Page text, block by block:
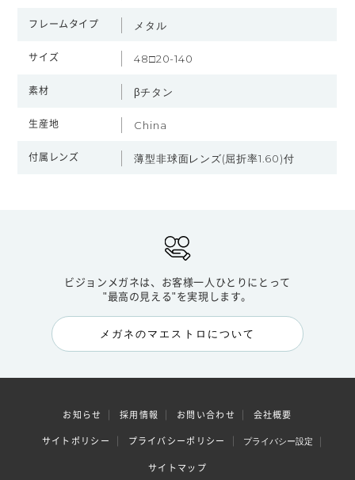
フレームタイプ メタル
サイズ 48□20-140
素材 βチタン
生産地 China
付属レンズ 薄型非球面レンズ(屈折率1.60)付
ビジョンメガネは、お客様一人ひとりにとって
"最高の見える"を実現します。
メガネのマエストロについて
お知らせ 採用情報 お問い合わせ 会社概要
サイトポリシー プライバシーポリシー プライバシー設定
サイトマップ